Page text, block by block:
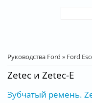
Вы здесь
Руководства Ford » Ford
Zetec и Zetec-E
Зубчатый ремень.